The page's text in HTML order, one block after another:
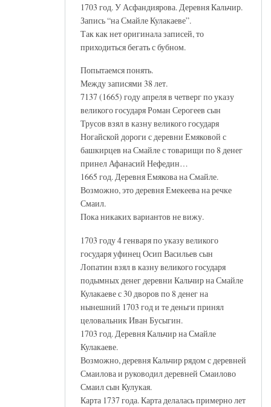
1703 год. У Асфандиярова. Деревня Кальчир.
Запись “на Смайле Кулакаеве”.
Так как нет оригинала записей, то
приходиться бегать с бубном.
Попытаемся понять.
Между записями 38 лет.
7137 (1665) году апреля в четверг по указу
великого государя Роман Серогеев сын
Трусов взял в казну великого государя
Ногайской дороги с деревни Емяковой с
башкирцев на Смайле с товарищи по 8 денег
принел Афанасий Нефедин…
1665 год. Деревня Емякова на Смайле.
Возможно, это деревня Емекеева на речке
Смаил.
Пока никаких вариантов не вижу.
1703 году 4 генваря по указу великого
государя уфинец Осип Васильев сын
Лопатин взял в казну великого государя
подымных денег деревни Кальчир на Смайле
Кулакаеве с 30 дворов по 8 денег на
нынешний 1703 год и те деньги принял
целовальник Иван Бусыгин.
1703 год. Деревня Кальчир на Смайле
Кулакаеве.
Возможно, деревня Кальчир рядом с деревней
Смаилова и руководил деревней Смаилово
Смаил сын Кулукая.
Карта 1737 года. Карта делалась примерно лет